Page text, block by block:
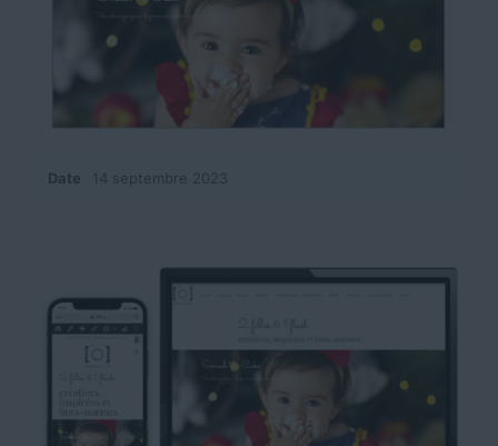
Date 14 septembre 2023